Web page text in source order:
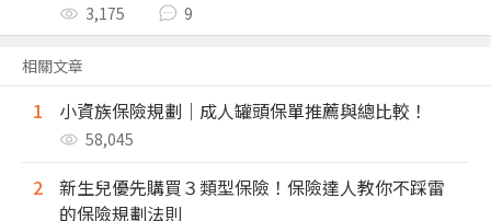
3,175 9
相關文章
1 小資族保險規劃｜成人罐頭保單推薦與總比較！
58,045
2
新生兒優先購買３類型保險！保險達人教你不踩雷
的保險規劃法則